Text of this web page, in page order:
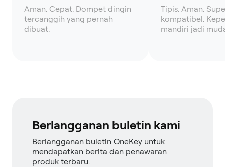
Aman. Cepat. Dompet dingin
tercanggih yang pernah
dibuat.
Tipis. Aman.
kompatibel.
mandiri jadi
Berlangganan buletin kami
Berlangganan buletin OneKey untuk
mendapatkan berita dan penawaran
produk terbaru.